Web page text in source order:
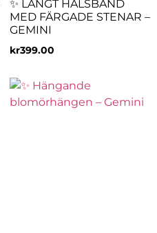
✨ LÅNGT HALSBAND
MED FÄRGADE STENAR –
GEMINI
kr399.00